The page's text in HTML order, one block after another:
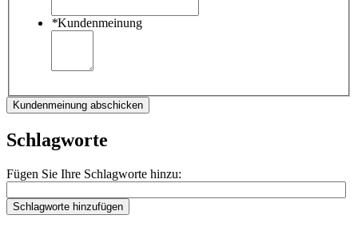
*Kundenmeinung
Kundenmeinung abschicken
Schlagworte
Fügen Sie Ihre Schlagworte hinzu:
Schlagworte hinzufügen